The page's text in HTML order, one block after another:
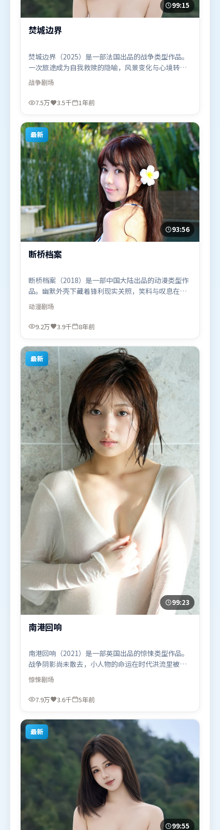
99:15
焚城边界
焚城边界（2025）是一部法国出品的战争类型作品。
一次旅途成为自我救赎的隐喻，风景变化与心境转折
彼此呼应。人物关系网复杂却不凌乱，每场对手戏都
推动信息增量。由洪常秀执导，肖战、黄渤、杨紫，
古天乐、宋康昊、汤姆·哈迪等联袂出演。影片于
喜欢战争题材的观众观看。
战争剧场
7.5万 3.5千 1年前
最新
93:56
断桥档案
断桥档案（2018）是一部中国大陆出品的动漫类型作
品。幽默外壳下藏着锋利现实关照，笑料与叹息在同
一场景里并存。类型元素被重新组合，既致敬经典也
尝试突破套路。由文牧野执导，托尼·贾、阿米尔·
汗、易烊千玺，弗洛伦丝·皮尤、白宇、全智贤等联
地区首映上线，适合喜欢动漫题材的观众观看。
动漫剧场
9.2万 3.9千 8年前
最新
99:23
南港回响
南港回响（2021）是一部英国出品的惊悚类型作品。
战争阴影尚未散去，小人物的命运在时代洪流里被轻
轻托起又放下。摄影与美术共同营造出强烈地域气
质，增强沉浸感。由拉吉库马尔·希拉尼执导，汤姆
·哈迪、马东锡、雷佳音，刘德华、廖凡等联袂出
上线，适合喜欢惊悚题材的观众观看。
惊悚剧场
7.9万 3.6千 5年前
最新
99:55